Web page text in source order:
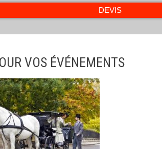
DEVIS
VOS ÉVÉNEMENTS